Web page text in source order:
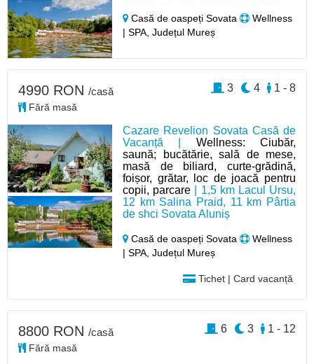
Casă de oaspeți Sovata
Wellness
| SPA, Județul Mureș
Cazare Revelion Sovata Casă de
Vacanță | Wellness: Ciubăr,
saună; bucătărie, sală de mese,
masă de biliard, curte-grădină,
foișor, grătar, loc de joacă pentru
copii, parcare | 1,5 km Lacul Ursu,
12 km Salina Praid, 11 km Pârtia
de shci Sovata Aluniș
Casă de oaspeți Sovata
Wellness
| SPA, Județul Mureș
Tichet | Card vacanță
4990 RON /casă
Fără masă
1 - 8
4
3
8800 RON /casă
Fără masă
1 - 12
3
6